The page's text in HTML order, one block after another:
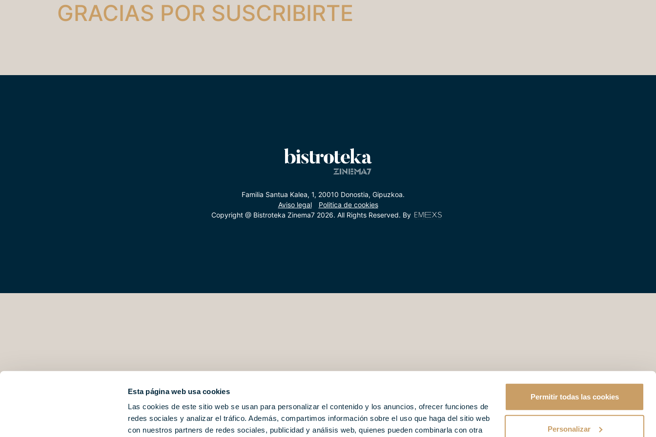
Esta página web usa cookies
Las cookies de este sitio web se usan para personalizar el contenido y los anuncios, ofrecer funciones de
redes sociales y analizar el tráfico. Además, compartimos información sobre el uso que haga del sitio web
con nuestros partners de redes sociales, publicidad y análisis web, quienes pueden combinarla con otra
Permitir todas las cookies
Personalizar
GRACIAS POR SUSCRIBIRTE
Familia Santua Kalea, 1, 20010 Donostia, Gipuzkoa.
Aviso legal
Politica de cookies
Copyright @ Bistroteka Zinema7 2026. All Rights Reserved. By